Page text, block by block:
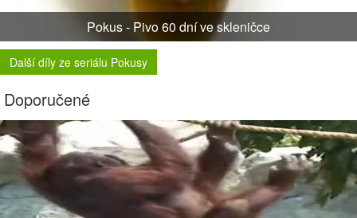
Pokus - Pivo 60 dní ve skleničce
Další díly ze seriálu Pokusy
Doporučené